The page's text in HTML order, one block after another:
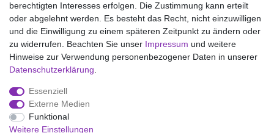
14 Tage Rückgaberecht
Impressum Daten­schutz­erklärung AGB
Widerrufs­recht
berechtigten Interesses erfolgen. Die Zustimmung kann erteilt
oder abgelehnt werden. Es besteht das Recht, nicht einzuwilligen
und die Einwilligung zu einem späteren Zeitpunkt zu ändern oder
zu widerrufen. Beachten Sie unser Impressum und weitere
Hinweise zur Verwendung personenbezogener Daten in unserer
Daten­schutz­erklärung
Essenziell
Externe Medien
Funktional
Weitere Einstellungen